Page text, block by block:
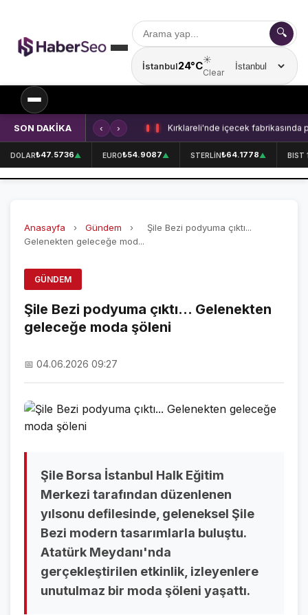
🔍
İstanbul24°C☀️
Clear
Şehir seçin
SPOR
SPOR HABERLERİ
FENERBAHÇE
ÖZEL SAYFALAR
NAMAZ VAKİTLERİ
KRİPTO PARALAR
NÖBETÇİ ECZANELER
SON DAKİKA
VİDEO GALERİ
FOTO GALERİ
GALERİLER
SON DAKİKA ‹ › Kırklareli'nde içecek fabrikasında
DOLAR₺47.5736▲ EURO₺54.9087▲ STERLİN₺64.1778▲ BIST
Anasayfa › Gündem ›
Şile Bezi podyuma çıktı...
Gelenekten geleceğe mod...
GÜNDEM
Şile Bezi podyuma çıktı... Gelenekten
geleceğe moda şöleni
📅 04.06.2026 09:27
Şile Borsa İstanbul Halk Eğitim
Merkezi tarafından düzenlenen
yılsonu defilesinde, geleneksel Şile
Bezi modern tasarımlarla buluştu.
Atatürk Meydanı'nda
gerçekleştirilen etkinlik, izleyenlere
unutulmaz bir moda şöleni yaşattı.